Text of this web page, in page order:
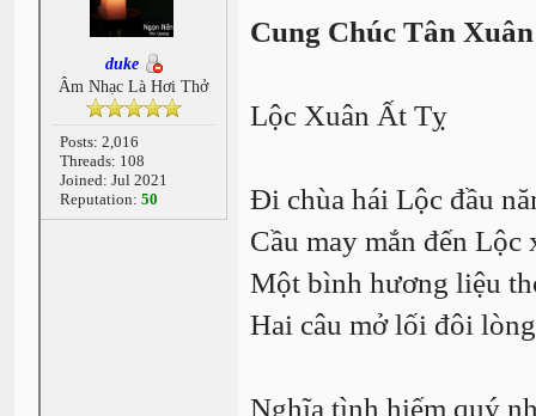
duke
Âm Nhạc Là Hơi Thở
Posts: 2,016
Threads: 108
Joined: Jul 2021
Reputation: 50
Cung Chúc Tân
Lộc Xuân Ất Tỵ
Đi chùa hái Lộc đầu
Cầu may mắn đến
Một bình hương liệu
Hai câu mở lối đôi
Nghĩa tình hiếm quý